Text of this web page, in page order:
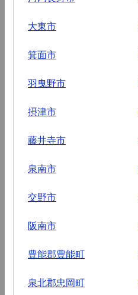
大東市
箕面市
羽曳野市
摂津市
藤井寺市
泉南市
交野市
阪南市
豊能郡豊能町
泉北郡忠岡町